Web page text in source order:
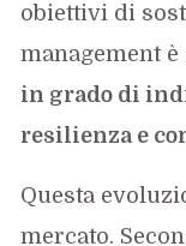
obiettivi di
management
in grado di
resilienza e
Questa
mercato.